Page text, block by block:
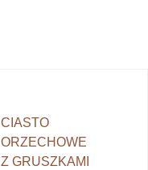
CIASTO
ORZECHOWE
Z GRUSZKAMI